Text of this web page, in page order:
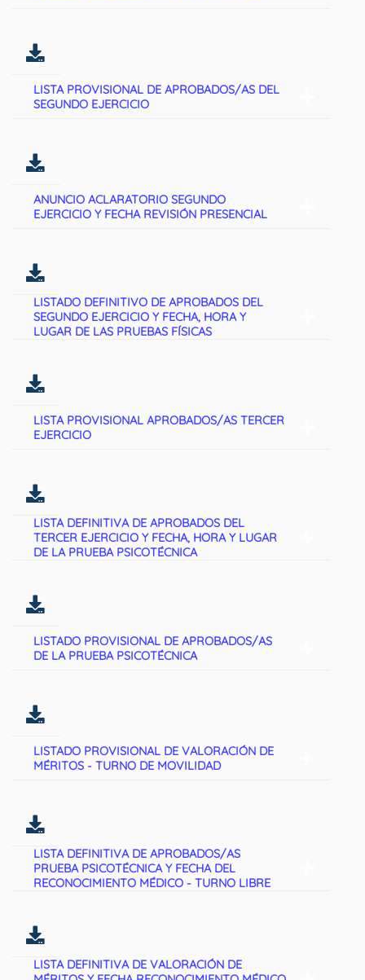
LISTA PROVISIONAL DE APROBADOS/AS DEL
SEGUNDO EJERCICIO
ANUNCIO ACLARATORIO SEGUNDO
EJERCICIO Y FECHA REVISIÓN PRESENCIAL
LISTADO DEFINITIVO DE APROBADOS DEL
SEGUNDO EJERCICIO Y FECHA, HORA Y
LUGAR DE LAS PRUEBAS FÍSICAS
LISTA PROVISIONAL APROBADOS/AS TERCER
EJERCICIO
LISTA DEFINITIVA DE APROBADOS DEL
TERCER EJERCICIO Y FECHA, HORA Y LUGAR
DE LA PRUEBA PSICOTÉCNICA
LISTADO PROVISIONAL DE APROBADOS/AS
DE LA PRUEBA PSICOTÉCNICA
LISTADO PROVISIONAL DE VALORACIÓN DE
MÉRITOS - TURNO DE MOVILIDAD
LISTA DEFINITIVA DE APROBADOS/AS
PRUEBA PSICOTÉCNICA Y FECHA DEL
RECONOCIMIENTO MÉDICO - TURNO LIBRE
LISTA DEFINITIVA DE VALORACIÓN DE